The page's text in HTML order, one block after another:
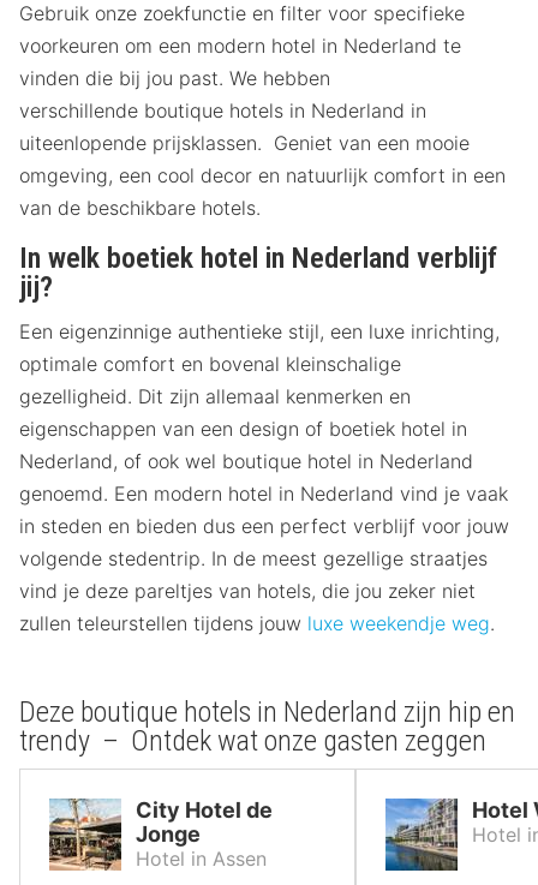
Gebruik onze zoekfunctie en filter voor specifieke
voorkeuren om een modern hotel in Nederland te
vinden die bij jou past. We hebben
verschillende boutique hotels in Nederland in
uiteenlopende prijsklassen. Geniet van een mooie
omgeving, een cool decor en natuurlijk comfort in een
van de beschikbare hotels.
In welk boetiek hotel in Nederland verblijf
jij?
Een eigenzinnige authentieke stijl, een luxe inrichting,
optimale comfort en bovenal kleinschalige
gezelligheid. Dit zijn allemaal kenmerken en
eigenschappen van een design of boetiek hotel in
Nederland, of ook wel boutique hotel in Nederland
genoemd. Een modern hotel in Nederland vind je vaak
in steden en bieden dus een perfect verblijf voor jouw
volgende stedentrip. In de meest gezellige straatjes
vind je deze pareltjes van hotels, die jou zeker niet
zullen teleurstellen tijdens jouw luxe weekendje weg.
Deze boutique hotels in Nederland zijn hip en
trendy – Ontdek wat onze gasten zeggen
City Hotel de
Jonge
Hotel in Assen
Hotel
Hotel